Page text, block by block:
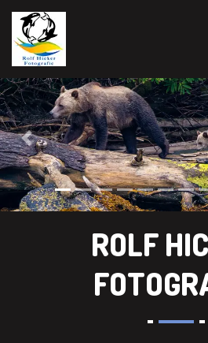
Previous
ROLF